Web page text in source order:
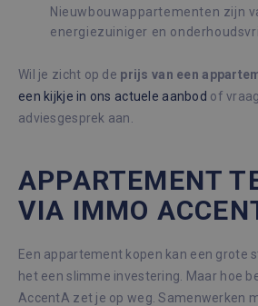
Nieuwbouwappartementen zijn
energiezuiniger en
Wil je zicht op de prijs van een
een kijkje in ons actuele aanbod of
adviesgesprek aan.
APPARTEMENT
VIA IMMO
Een appartement kopen kan een grote
het een slimme investering. Maar hoe
AccentA zet je op weg. Samenwerken